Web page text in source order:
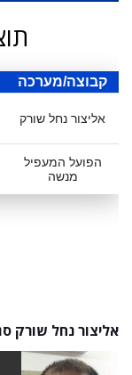
קבוצה/מערכה
אליצור נחל שורק
הפועל המעפיל
מנשה
אליצור נחל שורק